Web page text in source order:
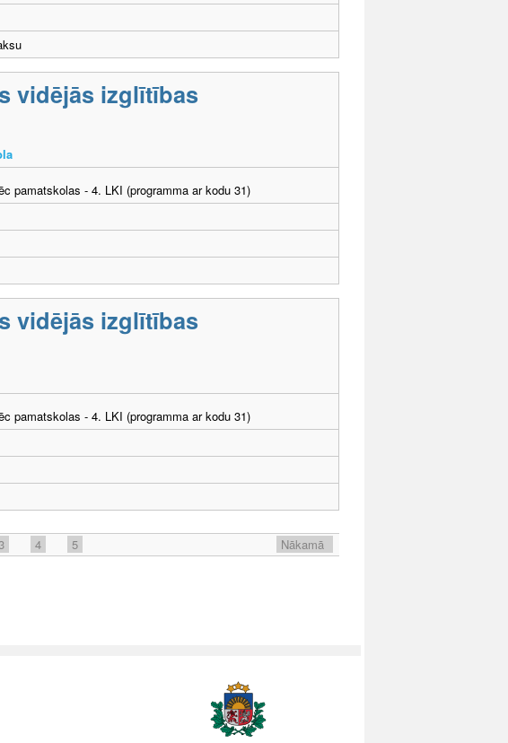
vidējās izglītības
pamatskolas - 4. LKI (programma ar kodu 31)
vidējās izglītības
pamatskolas - 4. LKI (programma ar kodu 31)
4 5
Nākamā